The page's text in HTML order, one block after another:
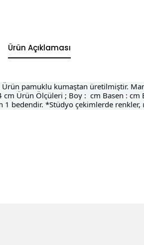
Ürün Açıklaması
pamuklu kumaştan üretilmiştir.
Ürün Ölçüleri ; Boy : cm Basen : cm
bedendir. *Stüdyo çekimlerde renkler,